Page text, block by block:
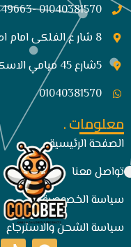
01040381570 -034849663
8 شار ع الفلكى امام ادارة الجوازات محطة الرمل الاسكندرية
5شارع 45 ميامي الاسكندريه
01040381570
معلومات .
الصفحة الرئيسية
تواصل معنا
سياسة الخصوصية
سياسة الشحن والاسترجاع